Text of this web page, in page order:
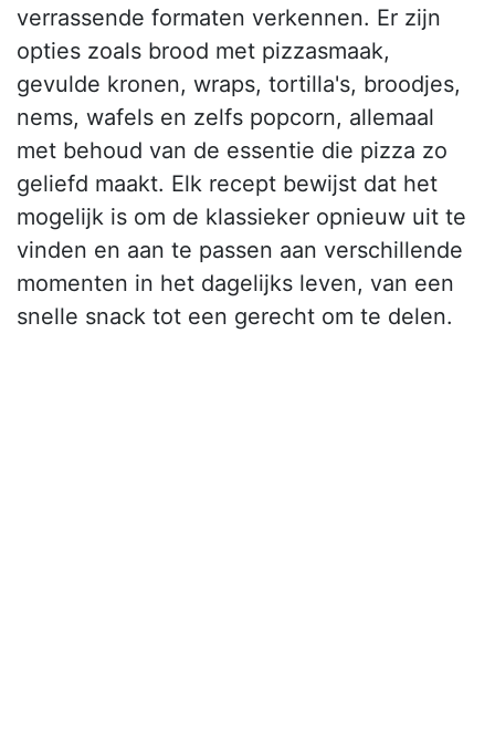
verrassende formaten verkennen. Er zijn
opties zoals brood met pizzasmaak,
gevulde kronen, wraps, tortilla's, broodjes,
nems, wafels en zelfs popcorn, allemaal
met behoud van de essentie die pizza zo
geliefd maakt. Elk recept bewijst dat het
mogelijk is om de klassieker opnieuw uit te
vinden en aan te passen aan verschillende
momenten in het dagelijks leven, van een
snelle snack tot een gerecht om te delen.